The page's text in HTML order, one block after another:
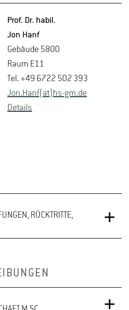
Prof. Dr. habil.
Jon Hanf
Ge­bäu­de 5800
Raum E11
Tel. +49 6722 502 393
Jon.​Hanf(at)hs-​gm.​de
De­tails
RÜCKTRITTE,
Abmeldungrichten sich nach